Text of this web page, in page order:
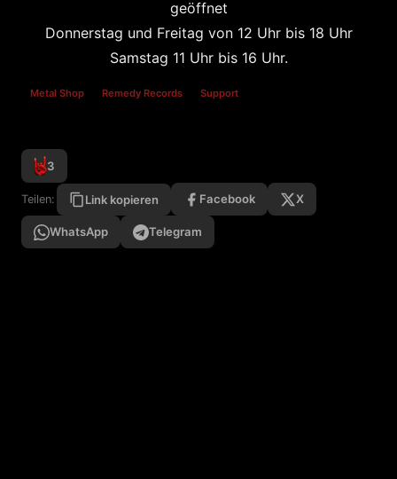
geöffnet
Donnerstag und Freitag von 12 Uhr bis 18 Uhr
Samstag 11 Uhr bis 16 Uhr.
Metal Shop Remedy Records Support
3
Teilen: Link kopieren Facebook X
WhatsApp Telegram